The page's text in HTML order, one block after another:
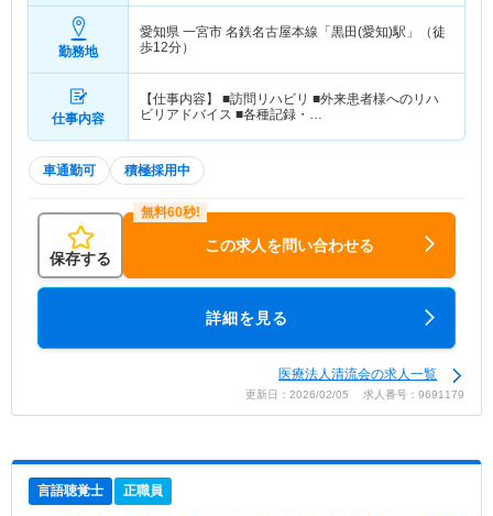
勤務地
愛知県 一宮市 名鉄名古屋本線「黒田(愛知)駅」（徒
歩12分）
仕事内容
【仕事内容】 ■訪問リハビリ ■外来患者様へのリハ
ビリアドバイス ■各種記録・…
車通勤可 積極採用中
保存する
この求人を問い合わせる
詳細を見る
医療法人清流会の求人一覧
更新日：2026/02/05 求人番号：9691179
言語聴覚士 正職員